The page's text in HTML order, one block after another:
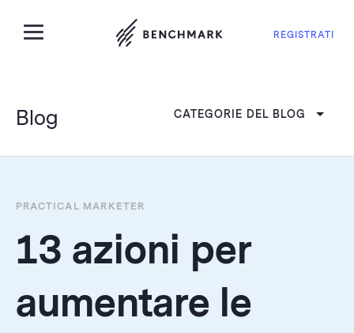
REGISTRATI
Blog CATEGORIE DEL BLOG
PRACTICAL MARKETER
13 azioni per
aumentare le